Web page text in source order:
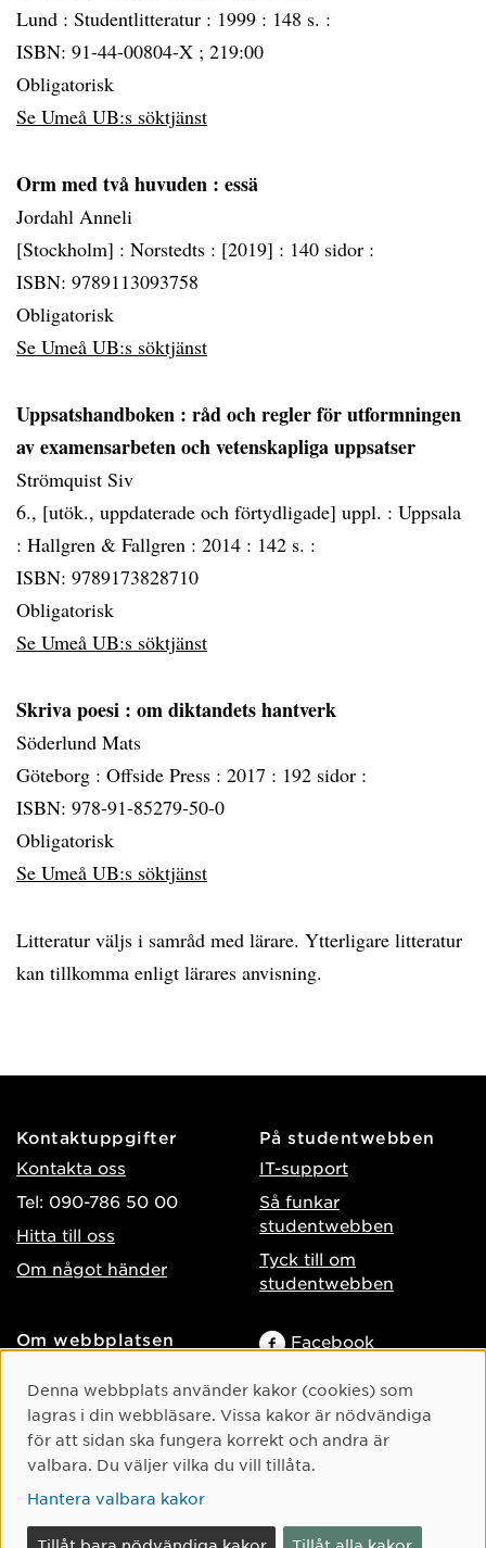
Lund : Studentlitteratur : 1999 : 148 s. :
ISBN: 91-44-00804-X ; 219:00
Obligatorisk
Se Umeå UB:s söktjänst
Orm med två huvuden : essä
Jordahl Anneli
[Stockholm] : Norstedts : [2019] : 140 sidor :
ISBN: 9789113093758
Obligatorisk
Se Umeå UB:s söktjänst
Uppsatshandboken : råd och regler för utformningen
av examensarbeten och vetenskapliga uppsatser
Strömquist Siv
6., [utök., uppdaterade och förtydligade] uppl. : Uppsala
: Hallgren & Fallgren : 2014 : 142 s. :
ISBN: 9789173828710
Obligatorisk
Se Umeå UB:s söktjänst
Skriva poesi : om diktandets hantverk
Söderlund Mats
Göteborg : Offside Press : 2017 : 192 sidor :
ISBN: 978-91-85279-50-0
Obligatorisk
Se Umeå UB:s söktjänst
Litteratur väljs i samråd med lärare. Ytterligare litteratur
kan tillkomma enligt lärares anvisning.
Kontaktuppgifter
Kontakta oss
Tel: 090-786 50 00
Hitta till oss
Om något händer
På studentwebben
IT-support
Så funkar
studentwebben
Tyck till om
studentwebben
Om webbplatsen
Behandling av
personuppgifter
Hantera kakor
Facebook
TikTok
Youtube
Cookie-samtycke
Denna webbplats använder kakor (cookies) som
lagras i din webbläsare. Vissa kakor är nödvändiga
för att sidan ska fungera korrekt och andra är
valbara. Du väljer vilka du vill tillåta.
Hantera valbara kakor